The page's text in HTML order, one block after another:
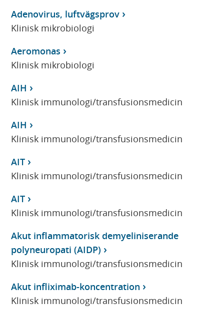
Adenovirus, luftvägsprov
Klinisk mikrobiologi
Aeromonas
Klinisk mikrobiologi
AIH
Klinisk immunologi/transfusionsmedicin
AIH
Klinisk immunologi/transfusionsmedicin
AIT
Klinisk immunologi/transfusionsmedicin
AIT
Klinisk immunologi/transfusionsmedicin
Akut inflammatorisk demyeliniserande
polyneuropati (AIDP)
Klinisk immunologi/transfusionsmedicin
Akut infliximab-koncentration
Klinisk immunologi/transfusionsmedicin